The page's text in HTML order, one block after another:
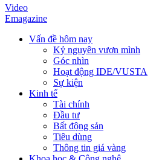
Video
Emagazine
Vấn đề hôm nay
Kỷ nguyên vươn mình
Góc nhìn
Hoạt động IDE/VUSTA
Sự kiện
Kinh tế
Tài chính
Đầu tư
Bất động sản
Tiêu dùng
Thông tin giá vàng